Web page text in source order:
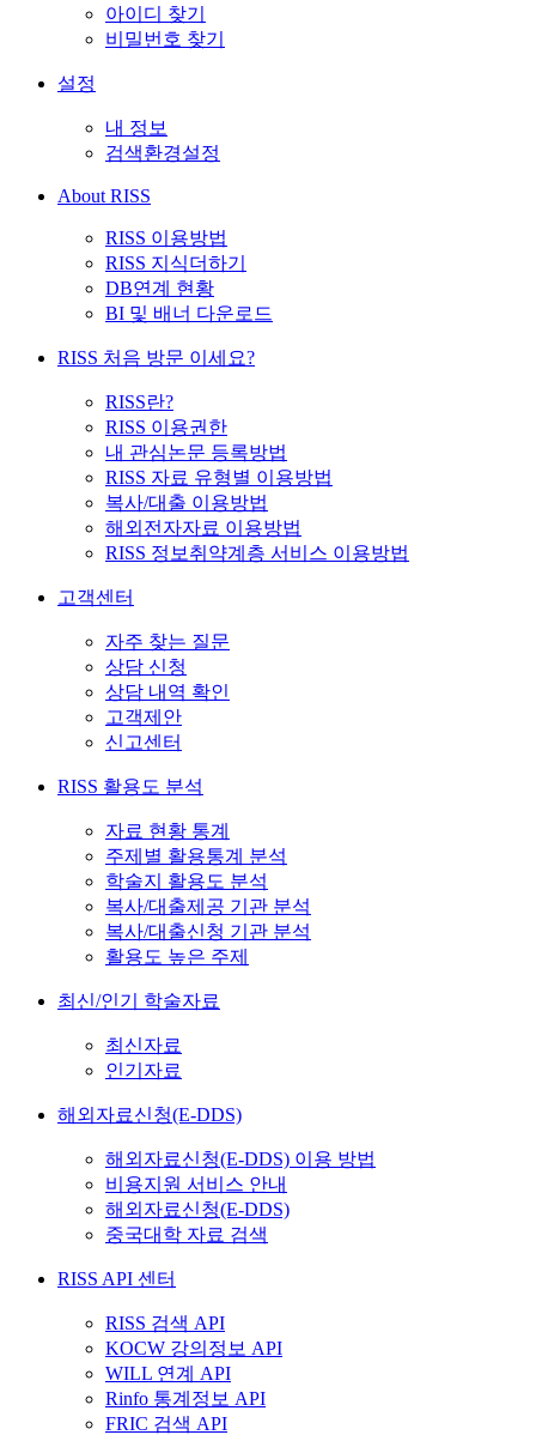
아이디 찾기
비밀번호 찾기
설정
내 정보
검색환경설정
About RISS
RISS 이용방법
RISS 지식더하기
DB연계 현황
BI 및 배너 다운로드
RISS 처음 방문 이세요?
RISS란?
RISS 이용권한
내 관심논문 등록방법
RISS 자료 유형별 이용방법
복사/대출 이용방법
해외전자자료 이용방법
RISS 정보취약계층 서비스 이용방법
고객센터
자주 찾는 질문
상담 신청
상담 내역 확인
고객제안
신고센터
RISS 활용도 분석
자료 현황 통계
주제별 활용통계 분석
학술지 활용도 분석
복사/대출제공 기관 분석
복사/대출신청 기관 분석
활용도 높은 주제
최신/인기 학술자료
최신자료
인기자료
해외자료신청(E-DDS)
해외자료신청(E-DDS) 이용 방법
비용지원 서비스 안내
해외자료신청(E-DDS)
중국대학 자료 검색
RISS API 센터
RISS 검색 API
KOCW 강의정보 API
WILL 연계 API
Rinfo 통계정보 API
FRIC 검색 API